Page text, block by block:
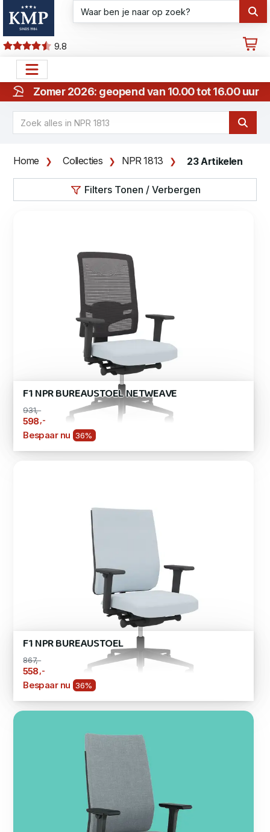
9.8
Zomer 2026: geopend van 10.00 tot 16.00 uur
Home Collecties NPR 1813 23 Artikelen
Filters Tonen / Verbergen
F1 NPR BUREAUSTOEL NETWEAVE
931,-
598,-
Bespaar nu 36%
F1 NPR BUREAUSTOEL
867,-
558 ,-
Bespaar nu 36%